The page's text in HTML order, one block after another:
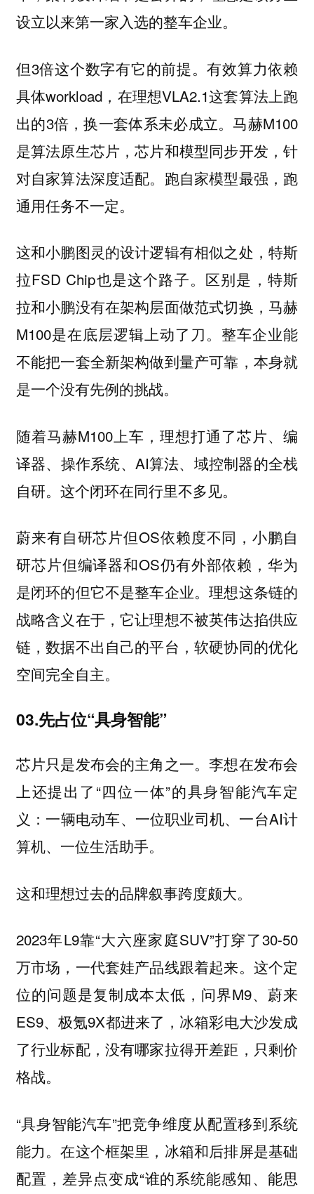
设立以来第一家入选的整车企业。
但3倍这个数字有它的前提。有效算力依赖
具体workload，在理想VLA2.1这套算法上跑
出的3倍，换一套体系未必成立。马赫M100
是算法原生芯片，芯片和模型同步开发，针
对自家算法深度适配。跑自家模型最强，跑
通用任务不一定。
这和小鹏图灵的设计逻辑有相似之处，特斯
拉FSD Chip也是这个路子。区别是，特斯
拉和小鹏没有在架构层面做范式切换，马赫
M100是在底层逻辑上动了刀。整车企业能
不能把一套全新架构做到量产可靠，本身就
是一个没有先例的挑战。
随着马赫M100上车，理想打通了芯片、编
译器、操作系统、AI算法、域控制器的全栈
自研。这个闭环在同行里不多见。
蔚来有自研芯片但OS依赖度不同，小鹏自
研芯片但编译器和OS仍有外部依赖，华为
是闭环的但它不是整车企业。理想这条链的
战略含义在于，它让理想不被英伟达掐供应
链，数据不出自己的平台，软硬协同的优化
空间完全自主。
03.先占位“具身智能”
芯片只是发布会的主角之一。李想在发布会
上还提出了“四位一体”的具身智能汽车定
义：一辆电动车、一位职业司机、一台AI计
算机、一位生活助手。
这和理想过去的品牌叙事跨度颇大。
2023年L9靠“大六座家庭SUV”打穿了30-50
万市场，一代套娃产品线跟着起来。这个定
位的问题是复制成本太低，问界M9、蔚来
ES9、极氪9X都进来了，冰箱彩电大沙发成
了行业标配，没有哪家拉得开差距，只剩价
格战。
“具身智能汽车”把竞争维度从配置移到系统
能力。在这个框架里，冰箱和后排屏是基础
配置，差异点变成“谁的系统能感知、能思